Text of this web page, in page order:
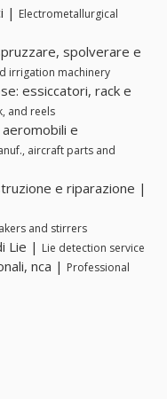
| Electrometallurgical
spolverare e
irrigation machinery
essiccatori, rack e
and reels
e
aircraft parts and
e riparazione |
and stirrers
Lie | Lie detection service
nca | Professional